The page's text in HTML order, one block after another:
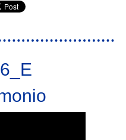
y promoción del patrimonio
y a las Expediciones